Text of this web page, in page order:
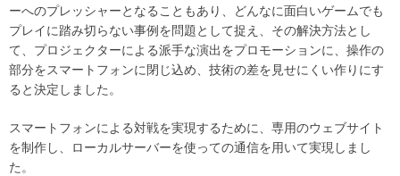
ーへのプレッシャーとなることもあり、どんなに面白いゲームでも
プレイに踏み切らない事例を問題として捉え、その解決方法とし
て、プロジェクターによる派手な演出をプロモーションに、操作の
部分をスマートフォンに閉じ込め、技術の差を見せにくい作りにす
ると決定しました。
スマートフォンによる対戦を実現するために、専用のウェブサイト
を制作し、ローカルサーバーを使っての通信を用いて実現しまし
た。